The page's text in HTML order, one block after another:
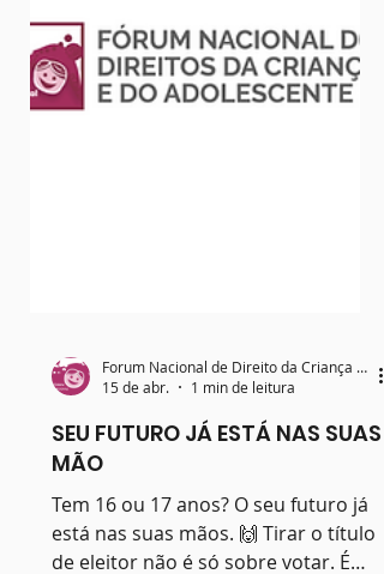
Forum Nacional de Direito da Criança e do Adolescente
15 de abr.
SEU FUTURO JÁ ESTÁ NAS SUAS
MÃO